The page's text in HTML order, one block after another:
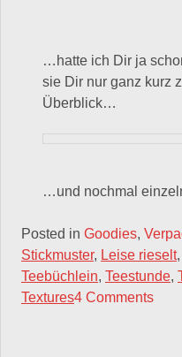
…hatte ich Dir ja
sie Dir nur ganz kurz
Überblick…
…und nochmal
Posted in Goodies,
Stickmuster, Leise rieselt,
Teebüchlein, Teestunde,
Textures4 Comments